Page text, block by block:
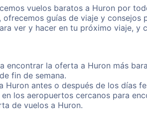
vuelos baratos a Huron por
guías de viaje y consejos
ver y hacer en tu próximo viaje, y
encontrar la oferta a Huron más
fin de semana.
antes o después de los días
los aeropuertos cercanos para
de vuelos a Huron.